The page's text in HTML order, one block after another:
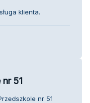
klienta.
51
nr 51